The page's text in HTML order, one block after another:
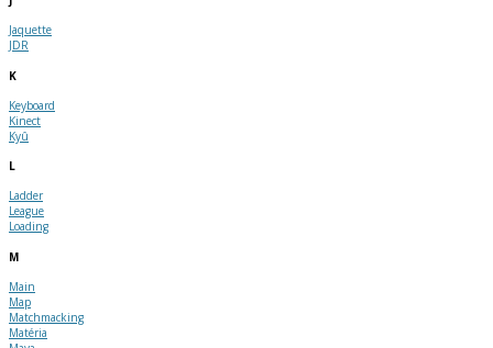
Jaquette
JDR
K
Keyboard
Kinect
Kyû
L
Ladder
League
Loading
M
Main
Map
Matchmacking
Matéria